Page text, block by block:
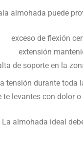
almohada puede
exceso de flexión
extensión
de soporte en la
tensión durante toda
te levantes con dolor o
La almohada ideal